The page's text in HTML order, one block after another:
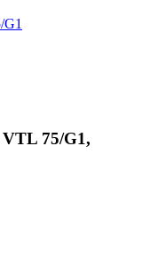
75/G1,